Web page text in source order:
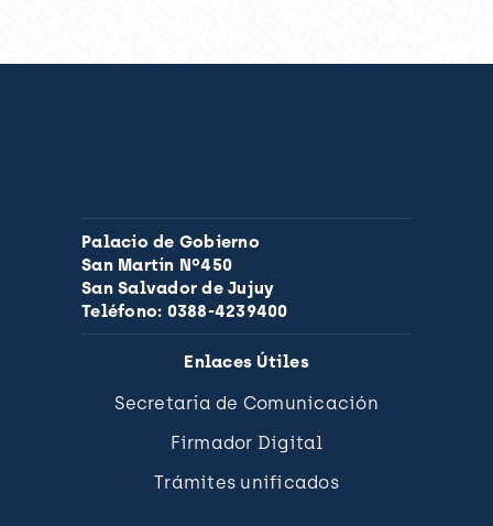
Palacio de Gobierno
San Martín Nº450
San Salvador de Jujuy
Teléfono: 0388-4239400
Enlaces Útiles
Secretaría de Comunicación
Firmador Digital
Trámites unificados